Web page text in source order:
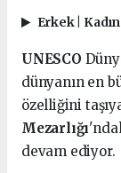
Erkek Kadın
UNESCO
dünyanın en
özelliğini
Mezarlığı
devam ediyor.